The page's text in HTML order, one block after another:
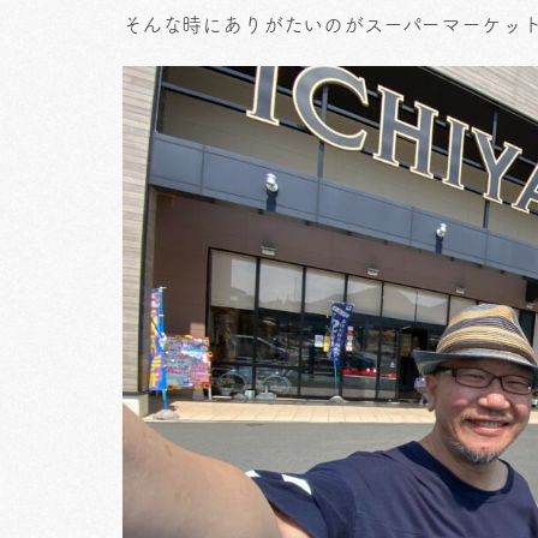
そんな時にありがたいのがスーパーマーケッ